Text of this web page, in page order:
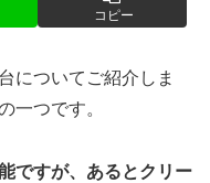
コピー
についてご紹介しま
一つです。
ですが、あるとクリー